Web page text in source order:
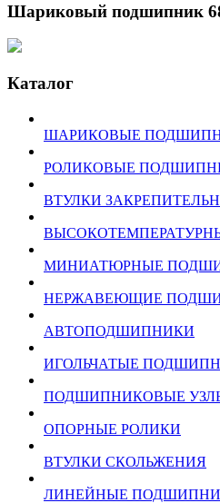
Шариковый подшипник
Каталог
ШАРИКОВЫЕ
РОЛИКОВЫЕ
ВТУЛКИ
МИНИАТЮРНЫЕ
НЕРЖАВЕЮЩИЕ
АВТОПОДШИПНИКИ
ИГОЛЬЧАТЫЕ
ПОДШИПНИКОВЫЕ
ОПОРНЫЕ РОЛИКИ
ВТУЛКИ СКОЛЬЖЕНИЯ
ЛИНЕЙНЫЕ